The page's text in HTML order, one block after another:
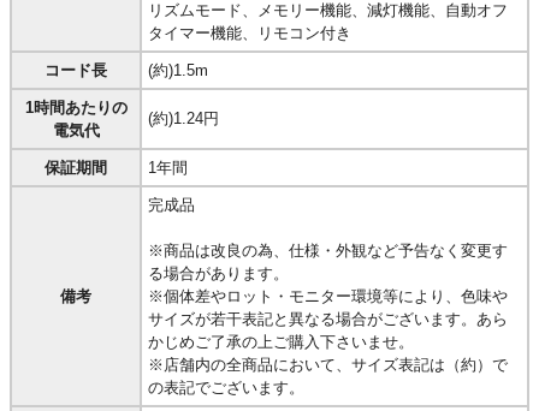
リズムモード、メモリー機能、減灯機能、自動オフ
タイマー機能、リモコン付き
コード長 (約)1.5m
1時間あたりの
電気代
(約)1.24円
保証期間 1年間
備考
完成品
※商品は改良の為、仕様・外観など予告なく変更す
る場合があります。
※個体差やロット・モニター環境等により、色味や
サイズが若干表記と異なる場合がございます。あら
かじめご了承の上ご購入下さいませ。
※店舗内の全商品において、サイズ表記は（約）で
の表記でございます。